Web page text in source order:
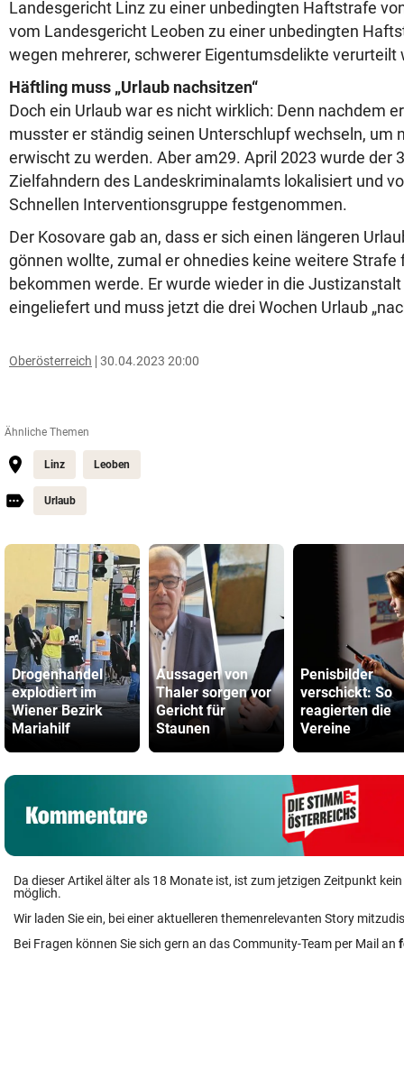
Landesgericht Linz zu einer unbedingten Haftstrafe
vom Landesgericht Leoben zu einer unbedingten
wegen mehrerer, schwerer Eigentumsdelikte verurteilt
Häftling muss „Urlaub nachsitzen“
Doch ein Urlaub war es nicht wirklich: Denn nachdem
musster er ständig seinen Unterschlupf wechseln, um
erwischt zu werden. Aber am29. April 2023 wurde der
Zielfahndern des Landeskriminalamts lokalisiert und
Schnellen Interventionsgruppe festgenommen.
Der Kosovare gab an, dass er sich einen längeren
gönnen wollte, zumal er ohnedies keine weitere Strafe
bekommen werde. Er wurde wieder in die
eingeliefert und muss jetzt die drei Wochen Urlaub
Oberösterreich 30.04.2023 20:00
Ähnliche Themen
Linz Leoben
Urlaub
Drogenhandel
explodiert im
Wiener Bezirk
Mariahilf
Aussagen von
Thaler sorgen vor
Gericht für
Staunen
Penisbilder
verschickt: So
reagierten die
Vereine
Da dieser Artikel älter als 18 Monate ist, ist zum jetzigen Zeitpunkt
möglich.
Wir laden Sie ein, bei einer aktuelleren themenrelevanten Story
Bei Fragen können Sie sich gern an das Community-Team per Mail an